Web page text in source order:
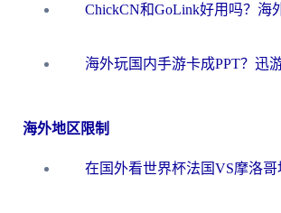
海外地区限制